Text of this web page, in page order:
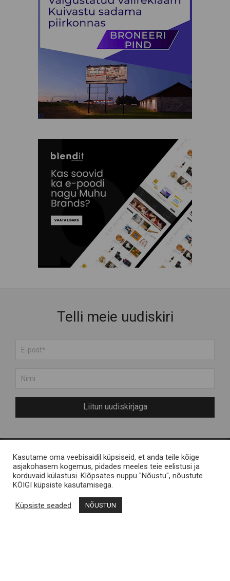
Telli meie uudiskiri
Liitun uudiskirjaga
Meist
Muhu saarest
Kontakt
Engelvels OÜ
Reg nr 11287246 / Liiva,
Kasutame oma veebisaidil küpsiseid, et anda teile kõige
asjakohasem kogemus, pidades meeles teie eelistusi ja
korduvaid külastusi. Klõpsates nuppu "Nõustu", nõustute
KÕIGI küpsiste kasutamisega.
Küpsiste seaded NÕUSTUN